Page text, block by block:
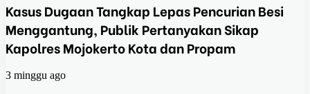
Kasus Dugaan Tangkap Lepas Pencurian Besi
Menggantung, Publik Pertanyakan Sikap
Kapolres Mojokerto Kota dan Propam
3 minggu ago